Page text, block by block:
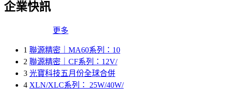
企業快訊
更多
1 聯源精密｜MA60系列：10
2 聯源精密｜CF系列：12V/
3 光寶科技五月份全球合併
4 XLN/XLC系列： 25W/40W/